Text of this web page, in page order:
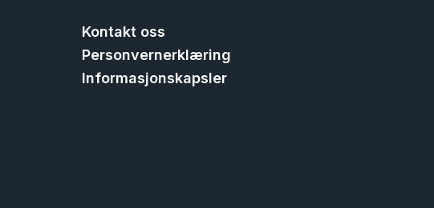
Kontakt oss
Personvernerklæring
Informasjonskapsler